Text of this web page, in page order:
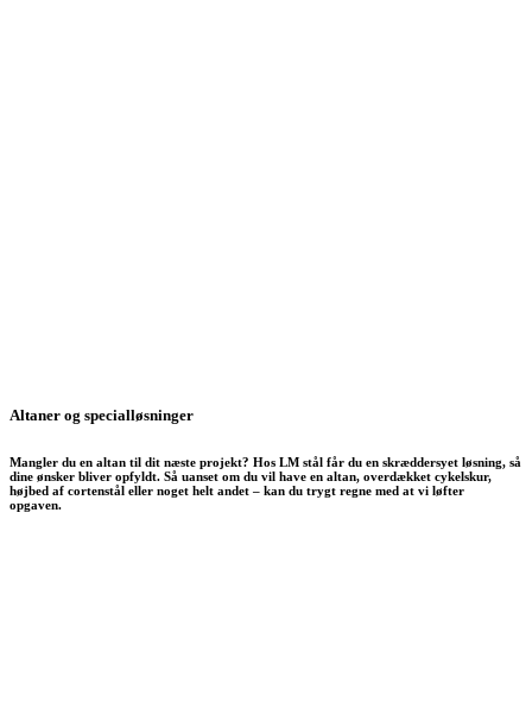
Altaner og specialløsninger
Mangler du en altan til dit næste projekt? Hos LM stål får du en skræddersyet løsning, så
dine ønsker bliver opfyldt. Så uanset om du vil have en altan, overdækket cykelskur,
højbed af cortenstål eller noget helt andet – kan du trygt regne med at vi løfter
opgaven.